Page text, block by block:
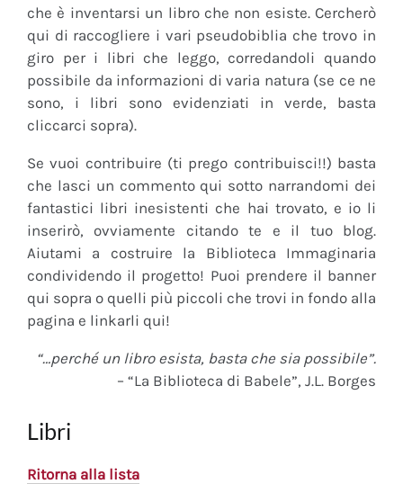
che è inventarsi un libro che non esiste. Cercherò
qui di raccogliere i vari pseudobiblia che trovo in
giro per i libri che leggo, corredandoli quando
possibile da informazioni di varia natura (se ce ne
sono, i libri sono evidenziati in verde, basta
cliccarci sopra).
Se vuoi contribuire (ti prego contribuisci!!) basta
che lasci un commento qui sotto narrandomi dei
fantastici libri inesistenti che hai trovato, e io li
inserirò, ovviamente citando te e il tuo blog.
Aiutami a costruire la Biblioteca Immaginaria
condividendo il progetto! Puoi prendere il banner
qui sopra o quelli più piccoli che trovi in fondo alla
pagina e linkarli qui!
“…perché un libro esista, basta che sia possibile”.
– “La Biblioteca di Babele”, J.L. Borges
Libri
Ritorna alla lista